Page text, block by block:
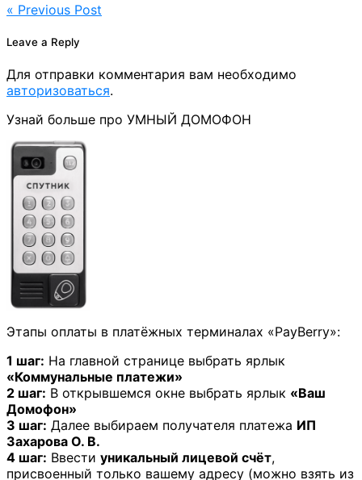
« Previous Post
Leave a Reply
Для отправки комментария вам необходимо
авторизоваться.
Узнай больше про УМНЫЙ ДОМОФОН
Этапы оплаты в платёжных терминалах «PayBerry»:
1 шаг: На главной странице выбрать ярлык
«Коммунальные платежи»
2 шаг: В открывшемся окне выбрать ярлык «Ваш
Домофон»
3 шаг: Далее выбираем получателя платежа ИП
Захарова О. В.
4 шаг: Ввести уникальный лицевой счёт,
присвоенный только вашему адресу (можно взять из